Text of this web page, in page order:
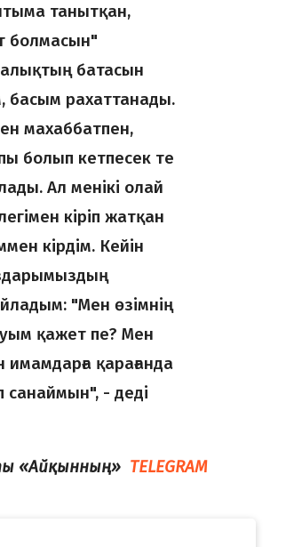
танытқан,
болмасын"
батасын
басым рахаттанады.
махаббатпен,
болып кетпесек те
Ал менікі олай
кіріп жатқан
кірдім. Кейін
"Мен өзімнің
қажет пе? Мен
имамдарға қарағанда
санаймын", - деді
«Айқынның» TELEGRAM